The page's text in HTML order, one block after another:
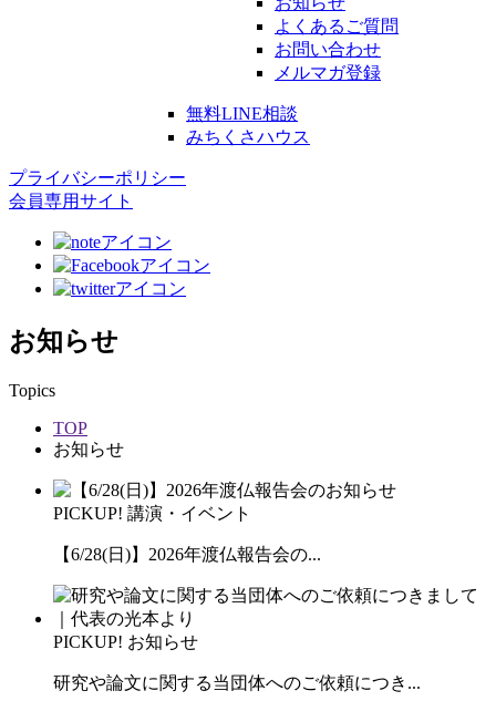
よくあるご質問
お問い合わせ
メルマガ登録
無料LINE相談
みちくさハウス
プライバシーポリシー
会員専用サイト
お知らせ
Topics
TOP
お知らせ
PICKUP! 講演・イベント
【6/28(日)】2026年渡仏報告会の...
PICKUP! お知らせ
研究や論文に関する当団体へのご依頼につき...